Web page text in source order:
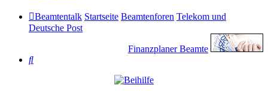
Beamtentalk Startseite Beamtenforen Telekom und
Deutsche Post
Finanzplaner Beamte
Suche